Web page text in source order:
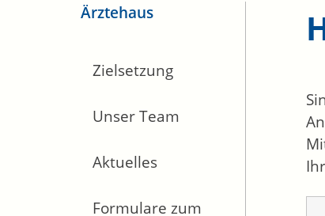
Ärztehaus
Zielsetzung
Unser Team
Aktuelles
Formulare zum